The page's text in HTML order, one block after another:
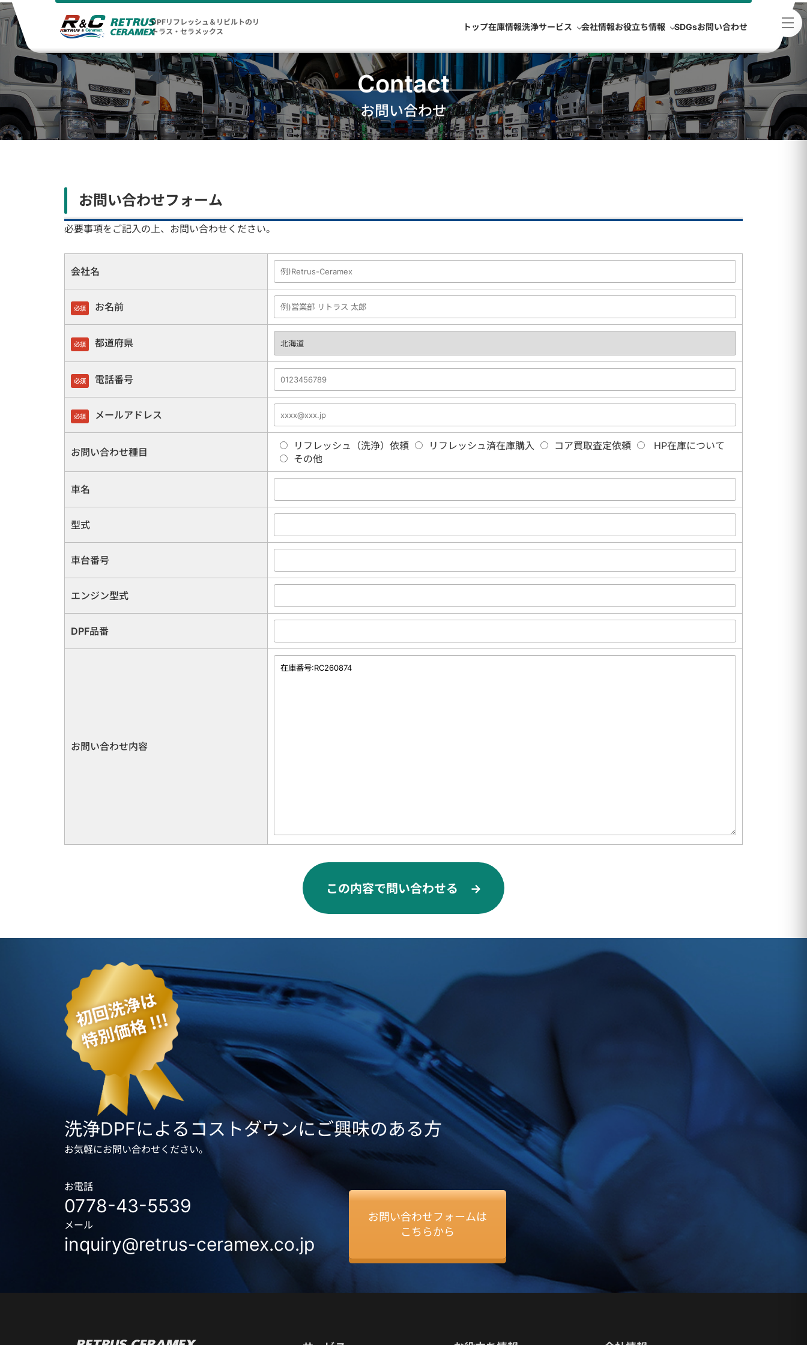
DPFリフレッシュ＆リビルトのリ
トラス・セラメックス
トップ在庫情報洗浄サービス 会社情報お役立ち情報 SDGsお問い合わせ
Contact
お問い合わせ
お問い合わせフォーム
必要事項をご記入の上、お問い合わせください。
会社名
必須 お名前
必須 都道府県
必須 電話番号
必須 メールアドレス
お問い合わせ種目
リフレッシュ（洗浄）依頼 リフレッシュ済在庫購入 コア買取査定依頼
HP在庫について
その他
車名
型式
車台番号
エンジン型式
DPF品番
お問い合わせ内容
この内容で問い合わせる →
洗浄DPFによるコストダウンにご興味のある方
お気軽にお問い合わせください。
お電話
0778-43-5539
メール
inquiry@retrus-ceramex.co.jp
お問い合わせフォームは
こちらから